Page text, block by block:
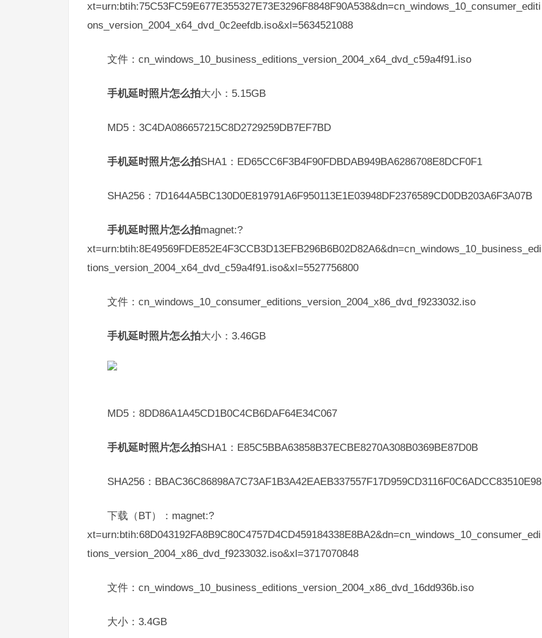
xt=urn:btih:75C53FC59E677E355327E73E3296F8848F90A538&dn=cn_windows_10_consumer_editi
ons_version_2004_x64_dvd_0c2eefdb.iso&xl=5634521088
文件：cn_windows_10_business_editions_version_2004_x64_dvd_c59a4f91.iso
手机延时照片怎么拍大小：5.15GB
MD5：3C4DA086657215C8D2729259DB7EF7BD
手机延时照片怎么拍SHA1：ED65CC6F3B4F90FDBDAB949BA6286708E8DCF0F1
SHA256：7D1644A5BC130D0E819791A6F950113E1E03948DF2376589CD0DB203A6F3A07B
手机延时照片怎么拍magnet:?
xt=urn:btih:8E49569FDE852E4F3CCB3D13EFB296B6B02D82A6&dn=cn_windows_10_business_edi
tions_version_2004_x64_dvd_c59a4f91.iso&xl=5527756800
文件：cn_windows_10_consumer_editions_version_2004_x86_dvd_f9233032.iso
手机延时照片怎么拍大小：3.46GB
MD5：8DD86A1A45CD1B0C4CB6DAF64E34C067
手机延时照片怎么拍SHA1：E85C5BBA63858B37ECBE8270A308B0369BE87D0B
SHA256：BBAC36C86898A7C73AF1B3A42EAEB337557F17D959CD3116F0C6ADCC83510E98
下载（BT）：magnet:?
xt=urn:btih:68D043192FA8B9C80C4757D4CD459184338E8BA2&dn=cn_windows_10_consumer_edi
tions_version_2004_x86_dvd_f9233032.iso&xl=3717070848
文件：cn_windows_10_business_editions_version_2004_x86_dvd_16dd936b.iso
大小：3.4GB